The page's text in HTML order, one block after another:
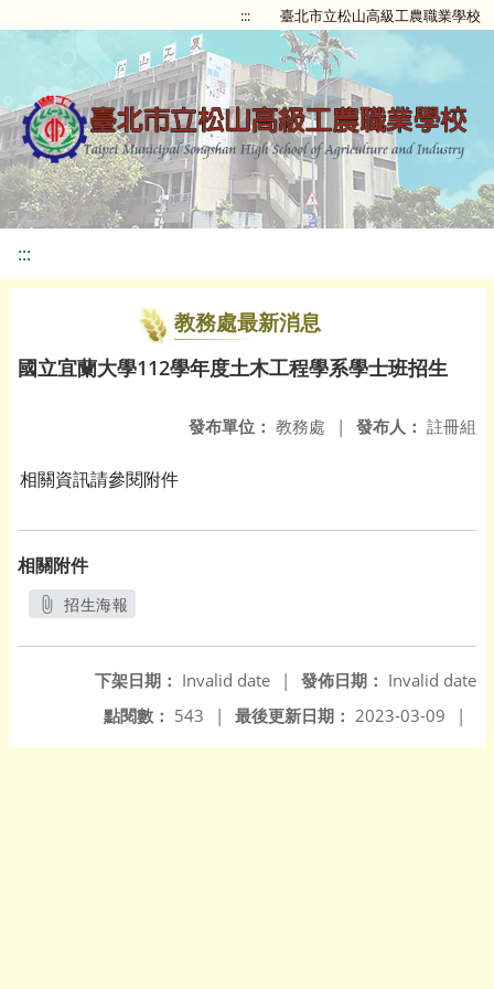
::: 臺北市立松山高級工農職業學校
:::
教務處最新消息
國立宜蘭大學112學年度土木工程學系學士班招生
發布人： 註冊組
發布單位： 教務處 |
相關資訊請參閱附件
相關附件
招生海報
發佈日期： Invalid date
下架日期： Invalid date
|
最後更新日期： 2023-03-09 |
點閱數： 543 |